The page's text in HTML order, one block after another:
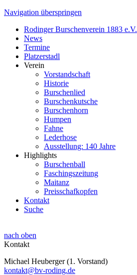
Navigation überspringen
Rodinger Burschenverein 1883 e.V.
News
Termine
Platzerstadl
Verein
Vorstandschaft
Historie
Burschenlied
Burschenkutsche
Burschenhorn
Humpen
Fahne
Lederhose
Ausstellung: 140 Jahre
Highlights
Burschenball
Faschingszeitung
Maitanz
Preisschafkopfen
Kontakt
Suche
nach oben
Kontakt
Michael Heuberger (1. Vorstand)
kontakt@bv-roding.de